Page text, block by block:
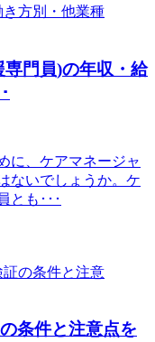
門員)の年収・給
に、ケアマネージャ
ないでしょうか。ケ
とも･･･
条件と注意点を